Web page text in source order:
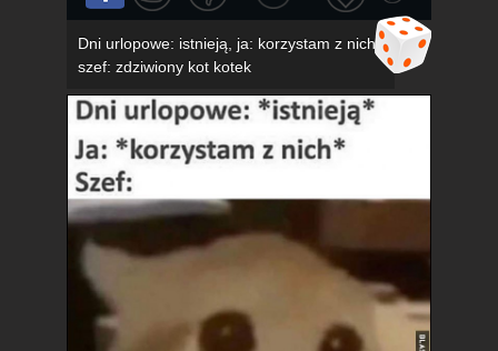
Dni urlopowe: istnieją, ja: korzystam z nich,
szef: zdziwiony kot kotek